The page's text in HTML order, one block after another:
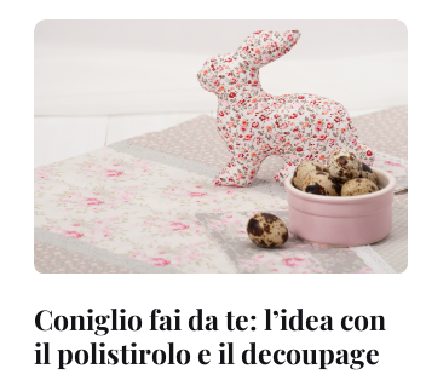
Coniglio fai da te: l’idea con
il polistirolo e il decoupage